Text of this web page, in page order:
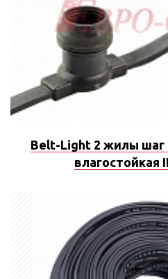
Belt-Light 2 жилы шаг
влагостойкая